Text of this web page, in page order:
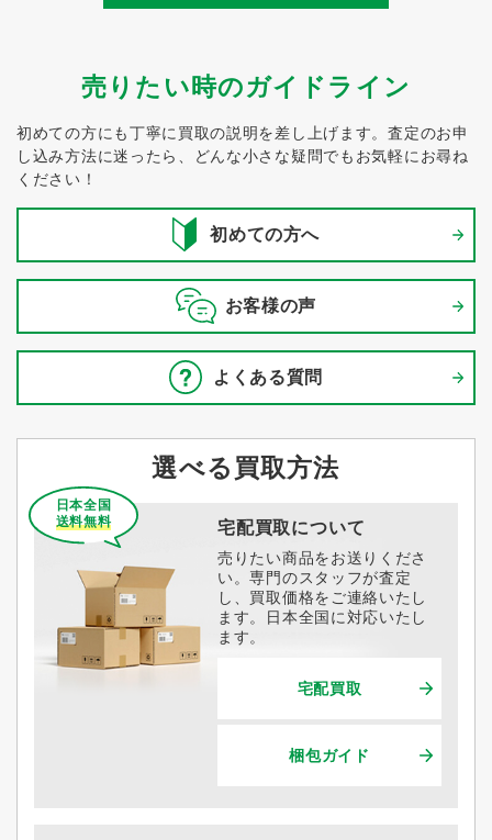
売りたい時のガイドライン
初めての方にも丁寧に買取の説明を差し上げます。査定のお申
し込み方法に迷ったら、どんな小さな疑問でもお気軽にお尋ね
ください！
初めての方へ
お客様の声
よくある質問
選べる買取方法
宅配買取について
日本全国
送料無料
売りたい商品をお送りくださ
い。専門のスタッフが査定
し、買取価格をご連絡いたし
ます。日本全国に対応いたし
ます。
宅配買取
梱包ガイド